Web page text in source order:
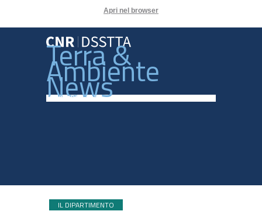
Apri nel browser
Terra &
Ambiente
News
NOVEMBRE 2025
IL DIPARTIMENTO